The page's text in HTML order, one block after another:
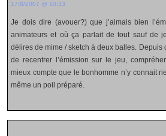
17/8/2007 @ 10:33
Je dois dire (avouer?) que j’aimais bien
animateurs et où ça parlait de tout sauf de
délires de mime / sketch à deux balles.
de recentrer l’émission sur le jeu,
mieux compte que le bonhomme n’y connait
même un poil préparé.